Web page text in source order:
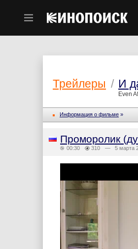
Трейлеры / И
Even
Информация о фильме »
Проморолик
00:30 310 — 5 марта